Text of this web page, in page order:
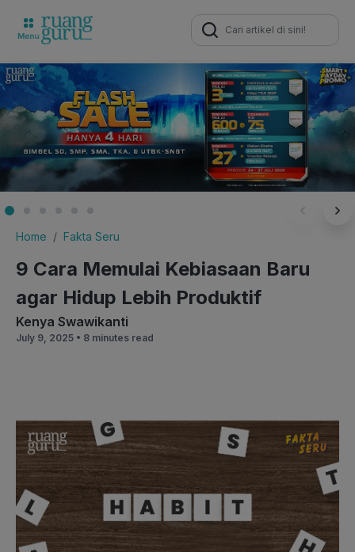
Search
for:
Home Fakta Seru
9 Cara Memulai Kebiasaan Baru
agar Hidup Lebih Produktif
Kenya Swawikanti
July 9, 2025 • 8 minutes read